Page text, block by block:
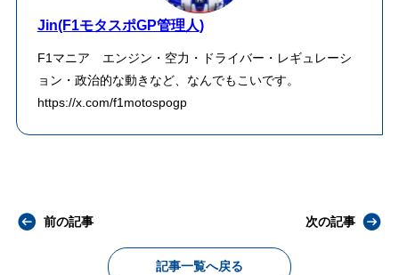
Jin(F1モタスポGP管理人)
F1マニア エンジン・空力・ドライバー・レギュレーシ
ョン・政治的な動きなど、なんでもこいです。
https://x.com/f1motospogp
前の記事
記事一覧へ戻る
次の記事